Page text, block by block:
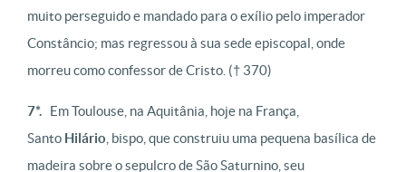
muito perseguido e mandado para o exílio pelo imperador
Constâncio; mas regressou à sua sede episcopal, onde
morreu como confessor de Cristo. († 370)
7*. Em Toulouse, na Aquitânia, hoje na França,
Santo Hilário , bispo, que construiu uma pequena basílica de
madeira sobre o sepulcro de São Saturnino, seu